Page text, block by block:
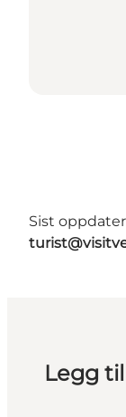
Sist
Legg